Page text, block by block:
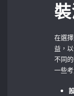
在選
益，
不同
一些